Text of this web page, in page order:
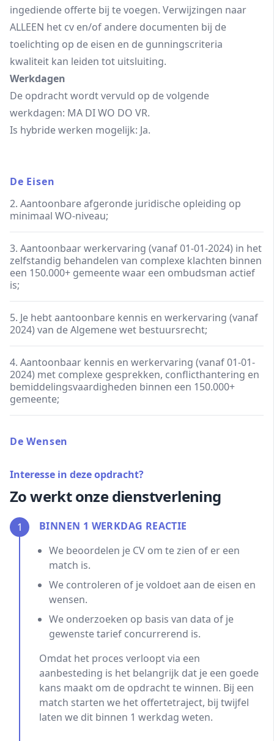
ingediende offerte bij te voegen. Verwijzingen naar
ALLEEN het cv en/of andere documenten bij de
toelichting op de eisen en de gunningscriteria
kwaliteit kan leiden tot uitsluiting.
Werkdagen
De opdracht wordt vervuld op de volgende
werkdagen: MA DI WO DO VR.
Is hybride werken mogelijk: Ja.
De Eisen
2. Aantoonbare afgeronde juridische opleiding op
minimaal WO-niveau;
3. Aantoonbaar werkervaring (vanaf 01-01-2024) in het
zelfstandig behandelen van complexe klachten binnen
een 150.000+ gemeente waar een ombudsman actief
is;
5. Je hebt aantoonbare kennis en werkervaring (vanaf
2024) van de Algemene wet bestuursrecht;
4. Aantoonbaar kennis en werkervaring (vanaf 01-01-
2024) met complexe gesprekken, conflicthantering en
bemiddelingsvaardigheden binnen een 150.000+
gemeente;
De Wensen
Interesse in deze opdracht?
Zo werkt onze dienstverlening
1
BINNEN 1 WERKDAG REACTIE
We beoordelen je CV om te zien of er een
match is.
We controleren of je voldoet aan de eisen en
wensen.
We onderzoeken op basis van data of je
gewenste tarief concurrerend is.
Omdat het proces verloopt via een
aanbesteding is het belangrijk dat je een goede
kans maakt om de opdracht te winnen. Bij een
match starten we het offertetraject, bij twijfel
laten we dit binnen 1 werkdag weten.